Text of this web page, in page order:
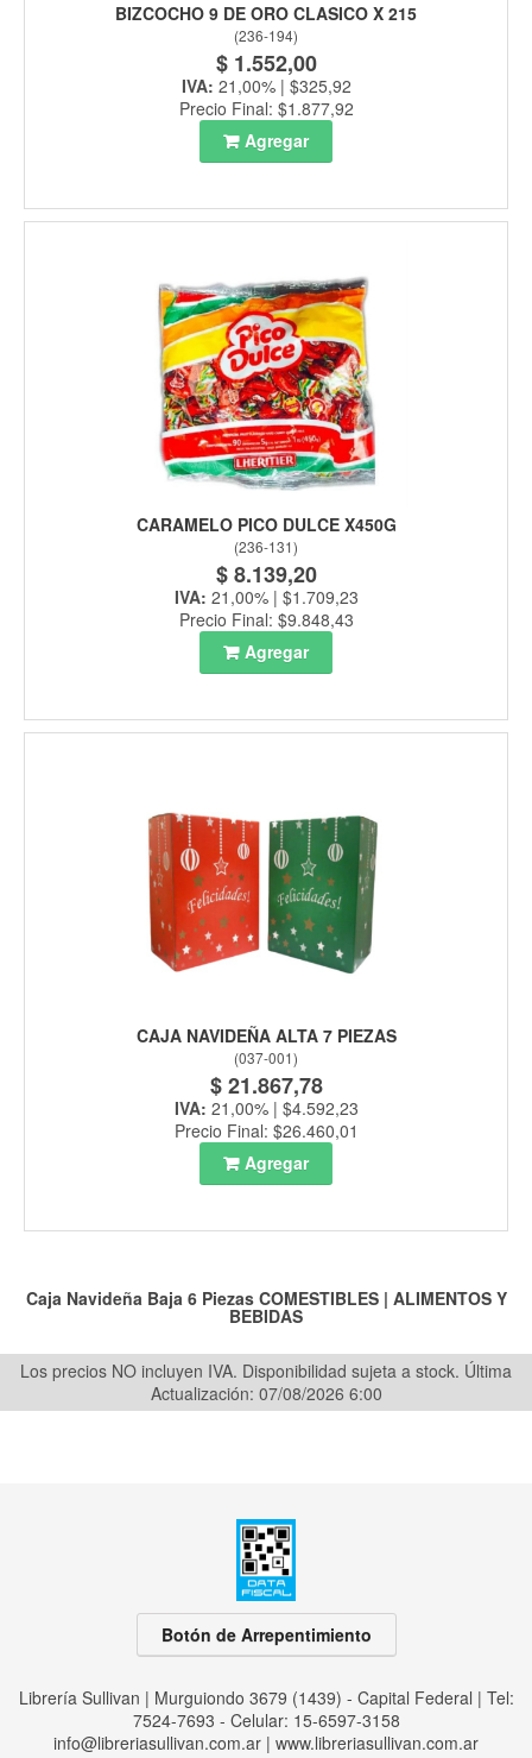
BIZCOCHO 9 DE ORO CLASICO X 215
(236-194)
$ 1.552,00
IVA: 21,00% | $325,92
Precio Final: $1.877,92
Agregar
CARAMELO PICO DULCE X450G
(236-131)
$ 8.139,20
IVA: 21,00% | $1.709,23
Precio Final: $9.848,43
Agregar
CAJA NAVIDEÑA ALTA 7 PIEZAS
(037-001)
$ 21.867,78
IVA: 21,00% | $4.592,23
Precio Final: $26.460,01
Agregar
Caja Navideña Baja 6 Piezas COMESTIBLES| ALIMENTOS Y
BEBIDAS
Los precios NO incluyen IVA. Disponibilidad sujeta a stock. Última
Actualización: 07/08/2026 6:00
Botón de Arrepentimiento
Librería Sullivan | Murguiondo 3679 (1439) - Capital Federal | Tel:
7524-7693 - Celular: 15-6597-3158
info@libreriasullivan.com.ar | www.libreriasullivan.com.ar